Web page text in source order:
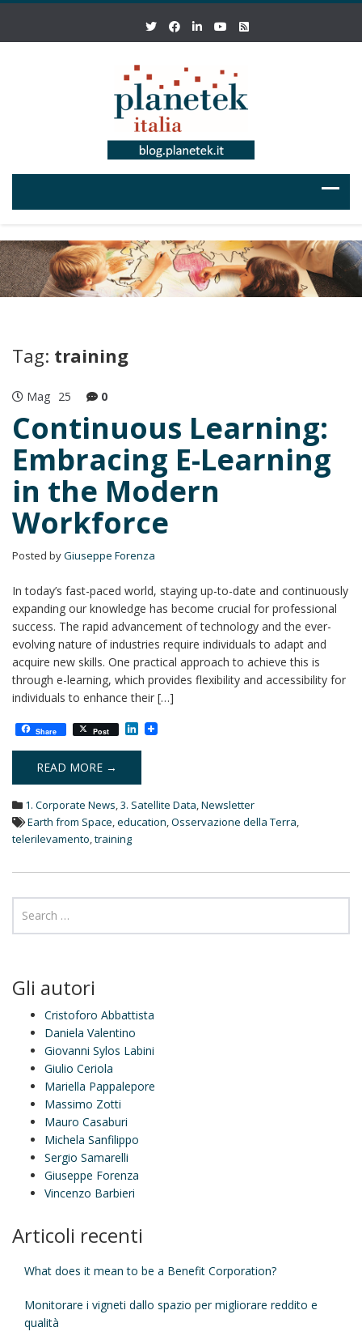
Tag: training
Mag 25 0
Continuous Learning:
Embracing E-Learning
in the Modern
Workforce
Posted byGiuseppe Forenza
In today’s fast-paced world, staying up-to-date and continuously
expanding our knowledge has become crucial for professional
success. The rapid advancement of technology and the ever-
evolving nature of industries require individuals to adapt and
acquire new skills. One practical approach to achieve this is
through e-learning, which provides flexibility and accessibility for
individuals to enhance their […]
Share Post L
n
e
I
n
READ MORE →
1. Corporate News,3. Satellite Data,Newsletter
Earth from Space,education,Osservazione della Terra,
telerilevamento,training
Gli autori
Cristoforo Abbattista
Daniela Valentino
Giovanni Sylos Labini
Giulio Ceriola
Mariella Pappalepore
Massimo Zotti
Mauro Casaburi
Michela Sanfilippo
Sergio Samarelli
Giuseppe Forenza
Vincenzo Barbieri
Articoli recenti
What does it mean to be a Benefit Corporation?
Monitorare i vigneti dallo spazio per migliorare reddito e
qualità